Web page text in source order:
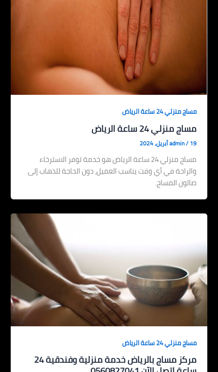
مساج منزلي 24 ساعة الرياض
مساج منزلي 24 ساعة الرياض
admin/19 أبريل، 2024
مساج منزلي 24 ساعة الرياض هو خدمة توفر الاسترخاء
والراحة في أي وقت يناسب العميل، دون الحاجة للذهاب إلى
صالون المساج.
مساج منزلي 24 ساعة الرياض
مركز مساج بالرياض خدمة منزلية وفندقية 24